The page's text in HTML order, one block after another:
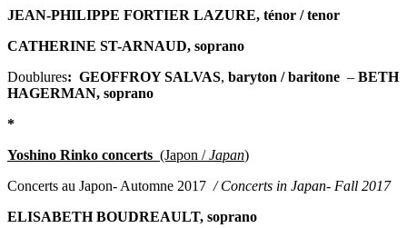
JEAN-PHILIPPE FORTIER LAZURE, ténor / tenor
CATHERINE ST-ARNAUD, soprano
Doublures: GEOFFROY SALVAS, baryton / baritone – BETH
HAGERMAN, soprano
*
Yoshino Rinko concerts (Japon /Japan)
Concerts au Japon- Automne 2017 /Concerts in Japan- Fall 2017
ELISABETH BOUDREAULT, soprano